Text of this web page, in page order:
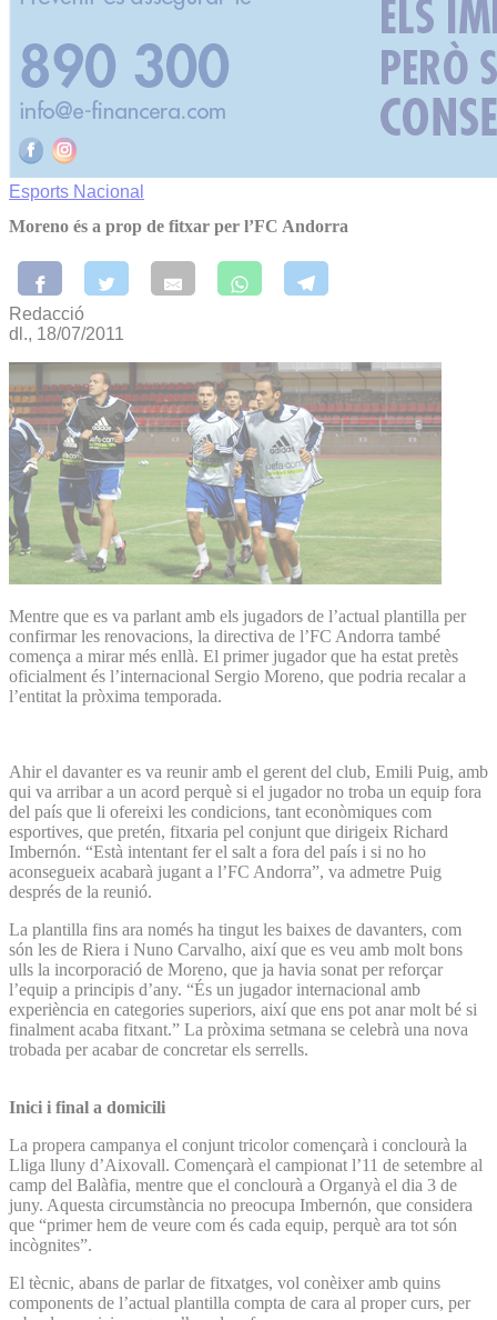
Esports Nacional
Moreno és a prop de fitxar per l’FC Andorra
Redacció
dl., 18/07/2011
Mentre que es va parlant amb els jugadors de l’actual plantilla per
confirmar les renovacions, la directiva de l’FC Andorra també
comença a mirar més enllà. El primer jugador que ha estat pretès
oficialment és l’internacional Sergio Moreno, que podria recalar a
l’entitat la pròxima temporada.
Ahir el davanter es va reunir amb el gerent del club, Emili Puig, amb
qui va arribar a un acord perquè si el jugador no troba un equip fora
del país que li ofereixi les condicions, tant econòmiques com
esportives, que pretén, fitxaria pel conjunt que dirigeix Ri­chard
Imbernón. “Està intentant fer el salt a fora del país i si no ho
aconsegueix acabarà jugant a l’FC Andorra”, va admetre Puig
després de la reunió.
La plantilla fins ara només ha tingut les baixes de davanters, com
són les de Riera i Nuno Carvalho, així que es veu amb molt bons
ulls la incorporació de Moreno, que ja havia sonat per reforçar
l’equip a principis d’any. “És un jugador internacional amb
experiència en categories superiors, així que ens pot anar molt bé si
finalment acaba fitxant.” La pròxima setmana se celebrà una nova
trobada per acabar de concretar els serrells.
Inici i final a domicili
La propera campanya el conjunt tricolor començarà i conclourà la
Lliga lluny d’Aixovall. Començarà el campionat l’11 de setembre al
camp del Balàfia, mentre que el conclourà a Organyà el dia 3 de
juny. Aquesta circumstància no preocupa Imbernón, que considera
que “primer hem de veure com és cada equip, perquè ara tot són
incògnites”.
El tècnic, abans de parlar de fitxatges, vol conèixer amb quins
components de l’actual plantilla compta de cara al proper curs, per